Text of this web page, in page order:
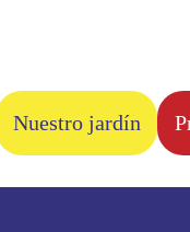
Nuestro jardín